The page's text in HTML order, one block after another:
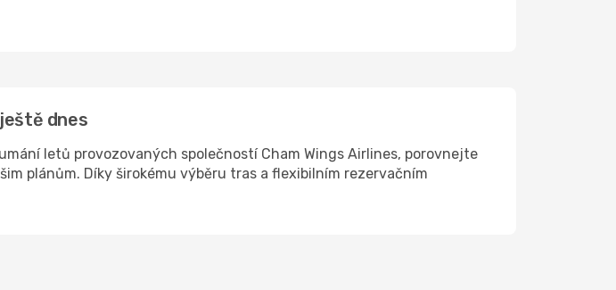
dnes
letů provozovaných společností Cham Wings Airlines, porovnejte
plánům. Díky širokému výběru tras a flexibilním rezervačním